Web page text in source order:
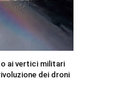
ai vertici militari
dei droni